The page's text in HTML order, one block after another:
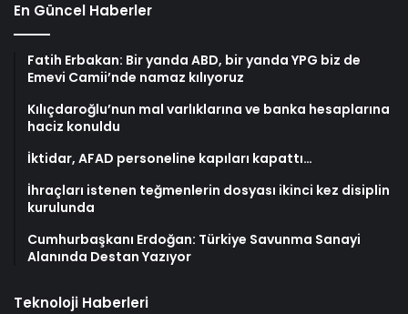
En Güncel Haberler
Fatih Erbakan: Bir yanda ABD, bir yanda YPG biz de
Emevi Camii’nde namaz kılıyoruz
Kılıçdaroğlu’nun mal varlıklarına ve banka hesaplarına
haciz konuldu
İktidar, AFAD personeline kapıları kapattı…
İhraçları istenen teğmenlerin dosyası ikinci kez disiplin
kurulunda
Cumhurbaşkanı Erdoğan: Türkiye Savunma Sanayi
Alanında Destan Yazıyor
Teknoloji Haberleri